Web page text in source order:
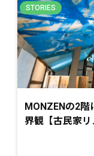
MONZENの2
界観【古民家リ